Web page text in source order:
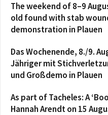
The weekend of 8–9
old found with stab
demonstration in Plauen
Das Wochenende, 8./9.
Jähriger mit
und Großdemo in Plauen
As part of Tacheles: A
Hannah Arendt on 15